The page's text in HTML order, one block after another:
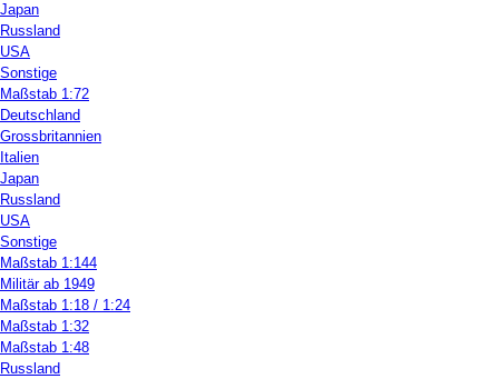
Japan
Russland
USA
Sonstige
Maßstab 1:72
Deutschland
Grossbritannien
Italien
Japan
Russland
USA
Sonstige
Maßstab 1:144
Militär ab 1949
Maßstab 1:18 / 1:24
Maßstab 1:32
Maßstab 1:48
Russland